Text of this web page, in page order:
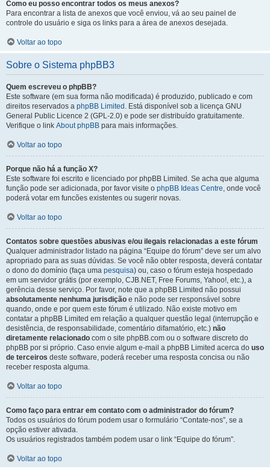
Como eu posso encontrar todos os meus anexos?
Para encontrar a lista de anexos que você enviou, vá ao seu painel de
controle do usuário e siga os links para a área de anexos desejada.
Voltar ao topo
Sobre o Sistema phpBB3
Quem escreveu o phpBB?
Este software (em sua forma não modificada) é produzido, publicado e com
direitos reservados a phpBB Limited . Está disponível sob a licença GNU
General Public Licence 2 (GPL-2.0) e pode ser distribuído gratuitamente.
Verifique o link About phpBB para mais informações.
Voltar ao topo
Porque não há a função X?
Este software foi escrito e licenciado por phpBB Limited. Se acha que alguma
função pode ser adicionada, por favor visite o phpBB Ideas Centre, onde você
poderá votar em funcões existentes ou sugerir novas.
Voltar ao topo
Contatos sobre questões abusivas e/ou ilegais relacionadas a este fórum
Qualquer administrador listado na página “Equipe do fórum” deve ser um alvo
apropriado para as suas dúvidas. Se você não obter resposta, deverá contatar
o dono do domínio (faça uma pesquisa) ou, caso o fórum esteja hospedado
em um servidor grátis (por exemplo, CJB.NET, Free Forums, Yahoo!, etc.), a
gerência desse serviço. Por favor, note que a phpBB Limited não possui
absolutamente nenhuma jurisdição e não pode ser responsável sobre
quando, onde e por quem este fórum é utilizado. Não existe motivo em
contatar a phpBB Limited em relação a qualquer questão legal (interrupção e
desistência, de responsabilidade, comentário difamatório, etc.) não
diretamente relacionado com o site phpBB.com ou o software discreto do
phpBB por si próprio. Caso envie algum e-mail a phpBB Limited acerca do uso
de terceiros deste software, poderá receber uma resposta concisa ou não
receber resposta alguma.
Voltar ao topo
Como faço para entrar em contato com o administrador do fórum?
Todos os usuários do fórum podem usar o formulário “Contate-nos”, se a
opção estiver ativada.
Os usuários registrados também podem usar o link “Equipe do fórum”.
Voltar ao topo